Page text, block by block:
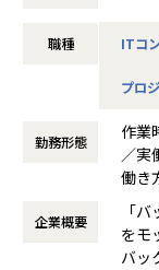
大手企業、中規模
ホープスは、ERP
コンサルティング
リューションを提
・MISSION「ワー
ヒトが元気になれ
※特にお客様との
■学習環境
未経験の方でも、
認定資格取得も推
ただきます。
製品ごとに勉強会
に実施しており、
■募集背景
0名ほどのメンバー
切磋琢磨できるメ
EPMはクラウドベ
ットフォームです。
職種 ITコ
プロ
勤務形態
作業
／実
働き
時な
時
休憩
企業概要
「
をモ
バッ